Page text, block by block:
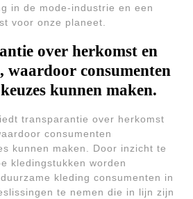
in de mode-industrie en een
voor onze planeet.
over herkomst en
waardoor consumenten
kunnen maken.
transparantie over herkomst
consumenten
kunnen maken. Door inzicht te
kledingstukken worden
kleding consumenten in
te nemen die in lijn zijn